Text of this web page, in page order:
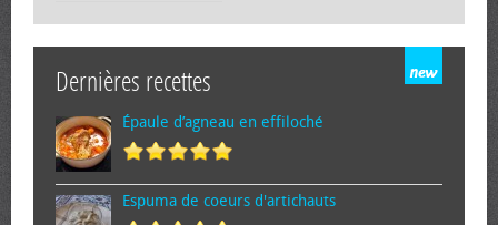
Dernières recettes
Épaule d’agneau en effiloché
Espuma de cœurs d'artichauts